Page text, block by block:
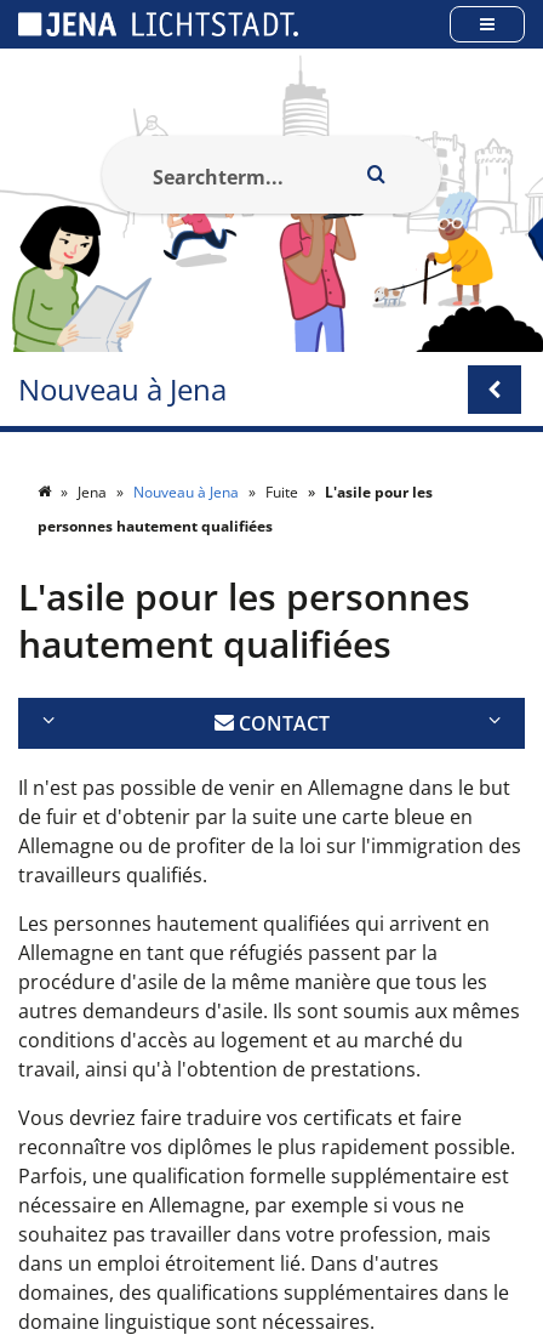
Nouveau à Jena
Jena Nouveau à Jena Fuite
L'asile pour les
personnes hautement qualifiées
L'asile pour les personnes
hautement qualifiées
CONTACT
Il n'est pas possible de venir en Allemagne dans le but
de fuir et d'obtenir par la suite une carte bleue en
Allemagne ou de profiter de la loi sur l'immigration des
travailleurs qualifiés.
Les personnes hautement qualifiées qui arrivent en
Allemagne en tant que réfugiés passent par la
procédure d'asile de la même manière que tous les
autres demandeurs d'asile. Ils sont soumis aux mêmes
conditions d'accès au logement et au marché du
travail, ainsi qu'à l'obtention de prestations.
Vous devriez faire traduire vos certificats et faire
reconnaître vos diplômes le plus rapidement possible.
Parfois, une qualification formelle supplémentaire est
nécessaire en Allemagne, par exemple si vous ne
souhaitez pas travailler dans votre profession, mais
dans un emploi étroitement lié. Dans d'autres
domaines, des qualifications supplémentaires dans le
domaine linguistique sont nécessaires.
Panneau de gestion des cookies